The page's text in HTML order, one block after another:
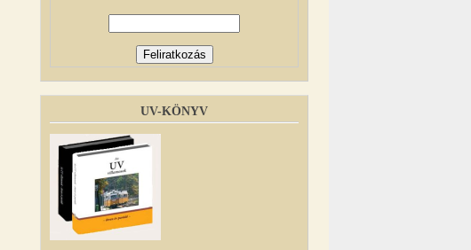
UV-KÖNYV